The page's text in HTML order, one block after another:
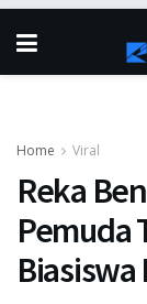
Home Viral
Reka
Pemuda
Biasiswa